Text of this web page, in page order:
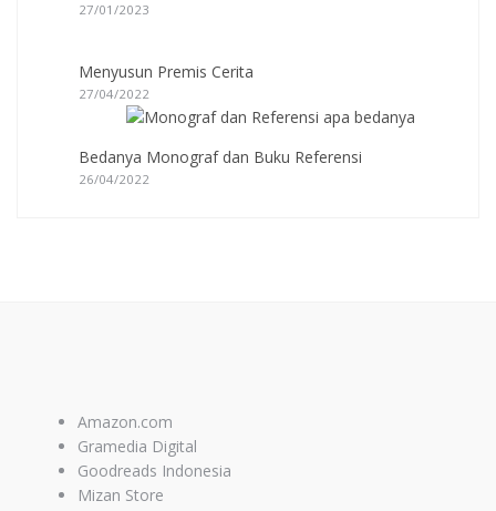
27/01/2023
Menyusun Premis Cerita
27/04/2022
Bedanya Monograf dan Buku Referensi
26/04/2022
Amazon.com
Gramedia Digital
Goodreads Indonesia
Mizan Store